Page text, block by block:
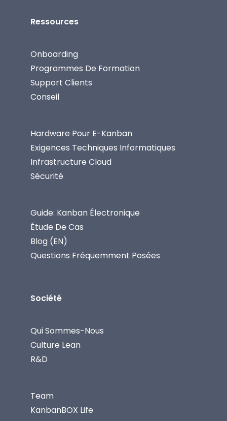
Ressources
Onboarding
Programmes De Formation
Support Clients
Conseil
Hardware Pour E-Kanban
Exigences Techniques Informatiques
Infrastructure Cloud
Sécurité
Guide: Kanban Électronique
Étude De Cas
Blog (EN)
Questions Fréquemment Posées
Société
Qui Sommes-Nous
Culture Lean
R&D
Team
KanbanBOX Life